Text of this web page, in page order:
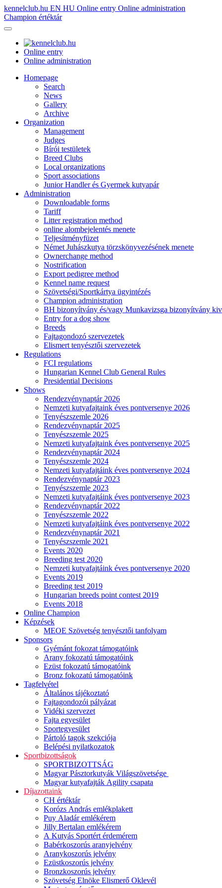
kennelclub.hu EN HU Online entry Online administration
Champion értéktár
Online entry
Online administration
Homepage
Search
News
Gallery
Archive
Organization
Management
Judges
Bírói testületek
Breed Clubs
Local organizations
Sport associations
Junior Handler és Gyermek kutyapár
Administration
Downloadable forms
Tariff
Litter registration method
online alombejelentés menete
Teljesítményfüzet
Német Juhászkutya törzskönyvezésének menete
Ownerchange method
Nostrification
Export pedigree method
Kennel name request
Szövetségi/Sportkártya ügyintézés
Champion administration
BH bizonyítvány és/vagy Munkavizsga bizonyítvány
Entry for a dog show
Breeds
Fajtagondozó szervezetek
Elismert tenyésztői szervezetek
Regulations
FCI regulations
Hungarian Kennel Club General Rules
Presidential Decisions
Shows
Rendezvénynaptár 2026
Nemzeti kutyafajtaink éves pontversenye 2026
Tenyészszemle 2026
Rendezvénynaptár 2025
Tenyészszemle 2025
Nemzeti kutyafajtaink éves pontversenye 2025
Rendezvénynaptár 2024
Tenyészszemle 2024
Nemzeti kutyafajtáink éves pontversenye 2024
Rendezvénynaptár 2023
Tenyészszemle 2023
Nemzeti kutyafajtáink éves pontversenye 2023
Rendezvénynaptár 2022
Tenyészszemle 2022
Nemzeti kutyafajtáink éves pontversenye 2022
Rendezvénynaptár 2021
Tenyészszemle 2021
Events 2020
Breeding test 2020
Nemzeti kutyafajtáink éves pontversenye 2020
Events 2019
Breeding test 2019
Hungarian breeds point contest 2019
Events 2018
Online Champion
Képzések
MEOE Szövetség tenyésztői tanfolyam
Sponsors
Gyémánt fokozat támogatóink
Arany fokozatú támogatóink
Ezüst fokozatú támogatóink
Bronz fokozatú támogatóink
Tagfelvétel
Általános tájékoztató
Fajtagondozói pályázat
Vidéki szervezet
Fajta egyesület
Sportegyesület
Pártoló tagok szekciója
Belépési nyilatkozatok
Sportbizottságok
SPORTBIZOTTSÁG
Magyar Pásztorkutyák Világszövetsége
Magyar kutyafajták Agility csapata
Díjazottaink
CH értéktár
Korózs András emlékplakett
Puy Aladár emlékérem
Jilly Bertalan emlékérem
A Kutyás Sportért érdemérem
Babérkoszorús aranyjelvény
Aranykoszorús jelvény
Ezüstkoszorús jelvény
Bronzkoszorús jelvény
Szövetség Elnöke Elismerő Oklevél